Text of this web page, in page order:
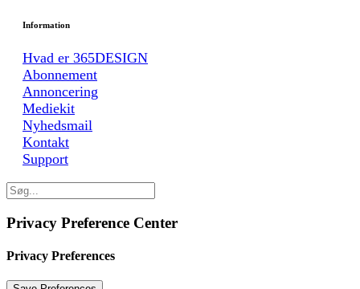
Information
Hvad er 365DESIGN
Abonnement
Annoncering
Mediekit
Nyhedsmail
Kontakt
Support
Privacy Preference Center
Privacy Preferences